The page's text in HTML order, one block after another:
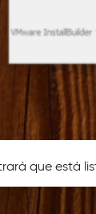
que está